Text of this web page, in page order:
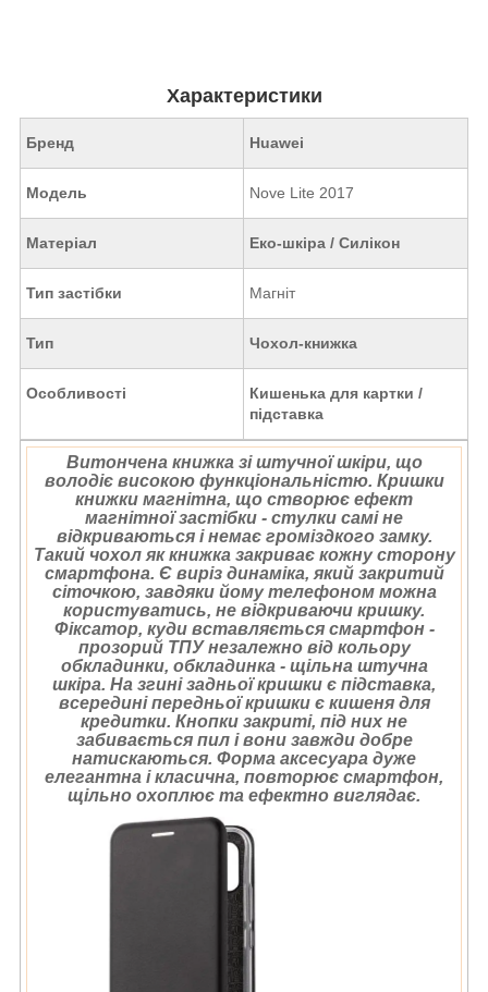
Характеристики
Бренд Huawei
Модель Nove Lite 2017
Матеріал Еко-шкіра / Силікон
Тип застібки Магніт
Тип Чохол-книжка
Особливості
Кишенька для картки /
підставка
Витончена книжка зі штучної шкіри, що
володіє високою функціональністю. Кришки
книжки магнітна, що створює ефект
магнітної застібки - стулки самі не
відкриваються і немає громіздкого замку.
Такий чохол як книжка закриває кожну сторону
смартфона. Є виріз динаміка, який закритий
сіточкою, завдяки йому телефоном можна
користуватись, не відкриваючи кришку.
Фіксатор, куди вставляється смартфон -
прозорий ТПУ незалежно від кольору
обкладинки, обкладинка - щільна штучна
шкіра. На згині задньої кришки є підставка,
всередині передньої кришки є кишеня для
кредитки. Кнопки закриті, під них не
забивається пил і вони завжди добре
натискаються. Форма аксесуара дуже
елегантна і класична, повторює смартфон,
щільно охоплює та ефектно виглядає.